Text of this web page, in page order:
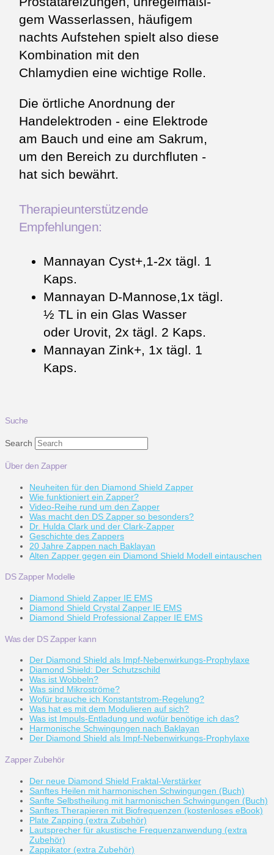
gem Wasserlassen, häufigem
nachts Aufstehen spielt also diese
Kombination mit den
Chlamydien eine wichtige Rolle.
Die örtliche Anordnung der
Handelektroden - eine Elektrode
am Bauch und eine am Sakrum,
um den Bereich zu durchfluten -
hat sich bewährt.
Therapieunterstützende
Empfehlungen:
Mannayan Cyst+,1-2x tägl. 1
Kaps.
Mannayan D-Mannose,1x tägl.
½ TL in ein Glas Wasser
oder Urovit, 2x tägl. 2 Kaps.
Mannayan Zink+, 1x tägl. 1
Kaps.
Suche
Search
Über den Zapper
Neuheiten für den Diamond Shield Zapper
Wie funktioniert ein Zapper?
Video-Reihe rund um den Zapper
Was macht den DS Zapper so besonders?
Dr. Hulda Clark und der Clark-Zapper
Geschichte des Zappers
20 Jahre Zappen nach Baklayan
Alten Zapper gegen ein Diamond Shield Modell eintauschen
DS Zapper Modelle
Diamond Shield Zapper IE EMS
Diamond Shield Crystal Zapper IE EMS
Diamond Shield Professional Zapper IE EMS
Was der DS Zapper kann
Der Diamond Shield als Impf-Nebenwirkungs-Prophylaxe
Diamond Shield: Der Schutzschild
Was ist Wobbeln?
Was sind Mikroströme?
Wofür brauche ich Konstantstrom-Regelung?
Was hat es mit dem Modulieren auf sich?
Was ist Impuls-Entladung und wofür benötige ich das?
Harmonische Schwingungen nach Baklayan
Der Diamond Shield als Impf-Nebenwirkungs-Prophylaxe
Zapper Zubehör
Der neue Diamond Shield Fraktal-Verstärker
Sanftes Heilen mit harmonischen Schwingungen (Buch)
Sanfte Selbstheilung mit harmonischen Schwingungen (Buch)
Sanftes Therapieren mit Biofrequenzen (kostenloses eBook)
Plate Zapping (extra Zubehör)
Lautsprecher für akustische Frequenzanwendung (extra
Zubehör)
Zappikator (extra Zubehör)